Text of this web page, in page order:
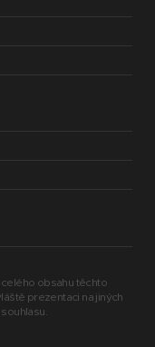
obsahu těchto
prezentaci na jiných